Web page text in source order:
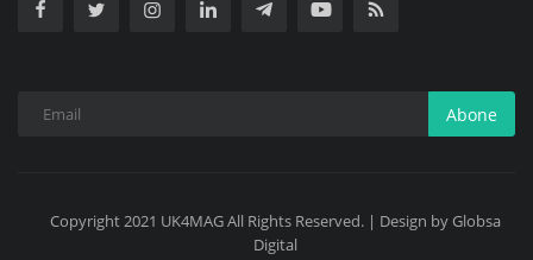
Abone
Copyright 2021 UK4MAG All Rights Reserved. | Design by Globsa
Digital